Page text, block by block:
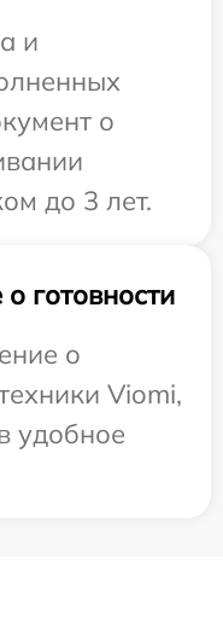
и
о
до 3 лет.
готовности
о
Viomi,
удобное